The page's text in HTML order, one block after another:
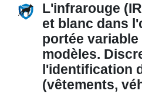
L'infrarouge
et blanc dans
portée
modèles.
l'identification
(vêtements,